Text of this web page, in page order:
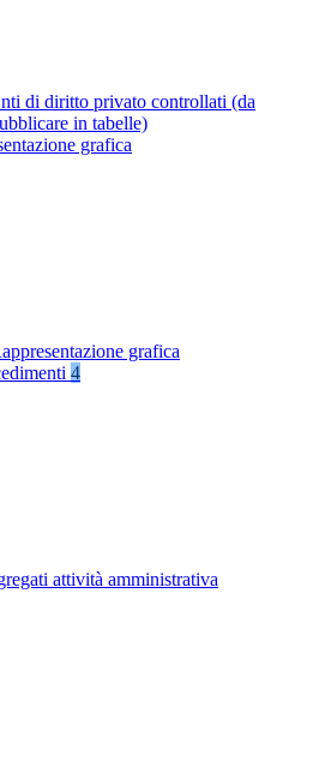
di diritto privato controllati (da
in tabelle)
grafica
grafica
4
attività amministrativa